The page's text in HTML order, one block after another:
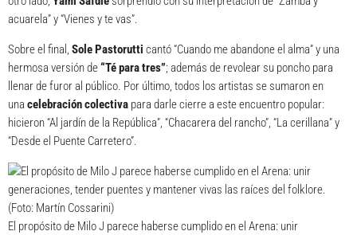
acuarela” y “Vienes y te vas”.
Sobre el final, Sole Pastorutti cantó “Cuando me abandone el alma” y una
hermosa versión de“Té para tres”; además de revolear su poncho para
llenar de furor al público. Por último, todos los artistas se sumaron en
una celebración colectiva para darle cierre a este encuentro popular:
hicieron “Al jardín de la República”, “Chacarera del rancho”, “La cerillana” y
“Desde el Puente Carretero”.
El propósito de Milo J parece haberse cumplido en el Arena: unir